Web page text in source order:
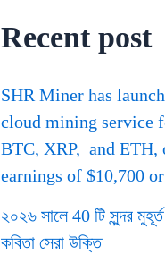
Recent post
SHR Miner has
cloud mining service
BTC, XRP, and
earnings of $10,700
২০২৬ সালে 40 টি সুন্দর
কবিতা সেরা উক্তি